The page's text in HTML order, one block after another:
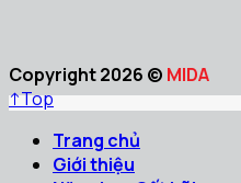
Copyright 2026 © MIDA
↑Top
Trang chủ
Giới thiệu